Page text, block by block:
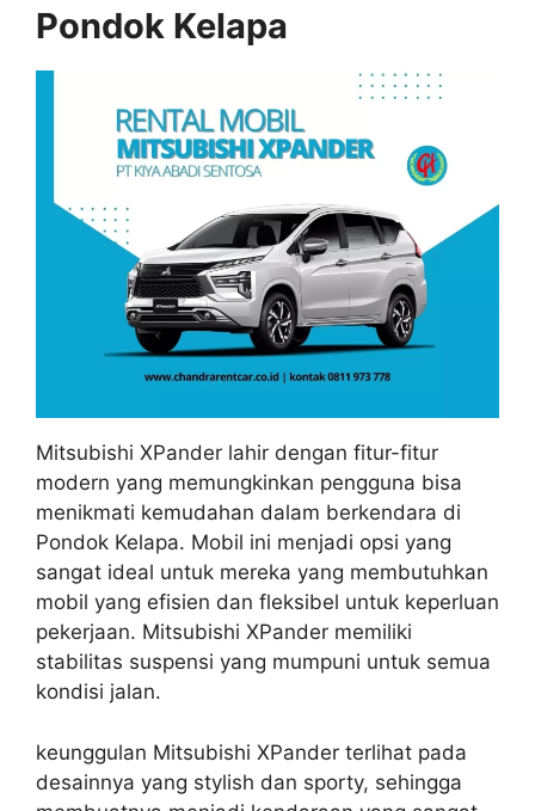
Pondok Kelapa
Mitsubishi XPander lahir dengan fitur-fitur
modern yang memungkinkan pengguna bisa
menikmati kemudahan dalam berkendara di
Pondok Kelapa. Mobil ini menjadi opsi yang
sangat ideal untuk mereka yang membutuhkan
mobil yang efisien dan fleksibel untuk keperluan
pekerjaan. Mitsubishi XPander memiliki
stabilitas suspensi yang mumpuni untuk semua
kondisi jalan.
keunggulan Mitsubishi XPander terlihat pada
desainnya yang stylish dan sporty, sehingga